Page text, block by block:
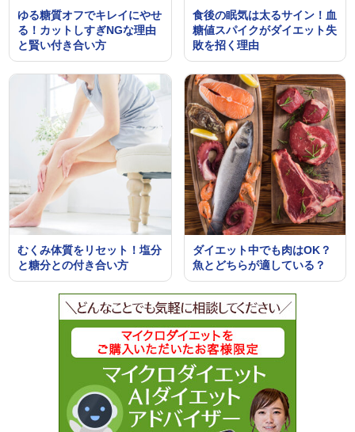
ゆる糖質オフでキレイにやせ
る！カットしすぎNGな理由
と賢い付き合い方
食後の眠気は太るサイン！血
糖値スパイクがダイエット失
敗を招く理由
むくみ体質をリセット！塩分
と糖分との付き合い方
ダイエット中でも肉はOK？
魚とどちらが適している？